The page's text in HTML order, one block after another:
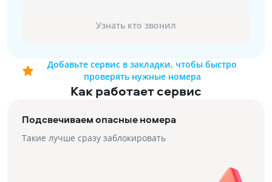
Узнать кто звонил
Добавьте сервис в закладки, чтобы быстро
проверять нужные номера
Как работает сервис
Подсвечиваем опасные номера
Такие лучше сразу заблокировать